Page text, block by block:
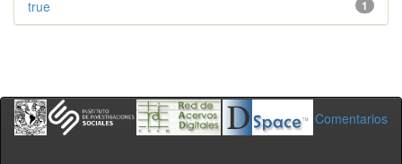
1
true
Comentarios